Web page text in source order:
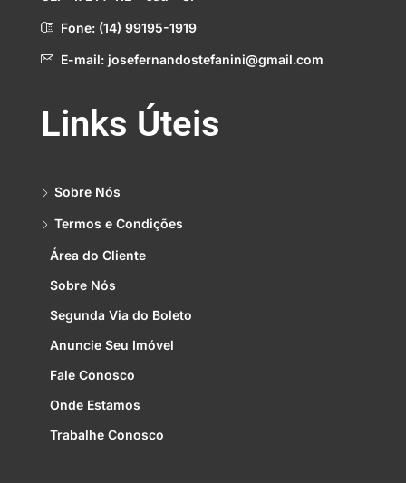
Fone: (14) 99195-1919
E-mail: josefernandostefanini@gmail.com
Links Úteis
Sobre Nós
Termos e Condições
Área do Cliente
Sobre Nós
Segunda Via do Boleto
Anuncie Seu Imóvel
Fale Conosco
Onde Estamos
Trabalhe Conosco